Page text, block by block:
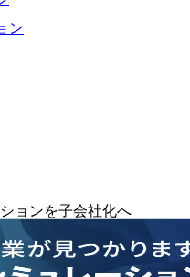
ョンを子会社化へ